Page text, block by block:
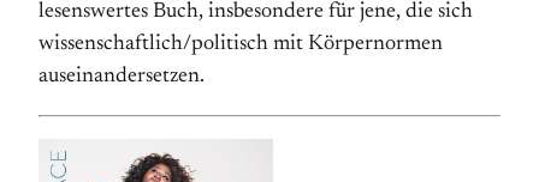
lesenswertes Buch, insbesondere für jene, die sich
wissenschaftlich/politisch mit Körpernormen
auseinandersetzen.